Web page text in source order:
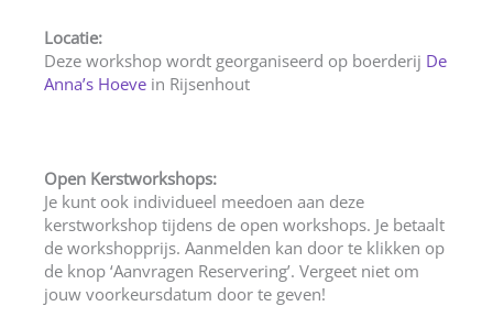
Locatie:
Deze workshop wordt georganiseerd op boerderij De
Anna’s Hoeve in Rijsenhout
Open Kerstworkshops:
Je kunt ook individueel meedoen aan deze
kerstworkshop tijdens de open workshops. Je betaalt
de workshopprijs. Aanmelden kan door te klikken op
de knop ‘Aanvragen Reservering’. Vergeet niet om
jouw voorkeursdatum door te geven!